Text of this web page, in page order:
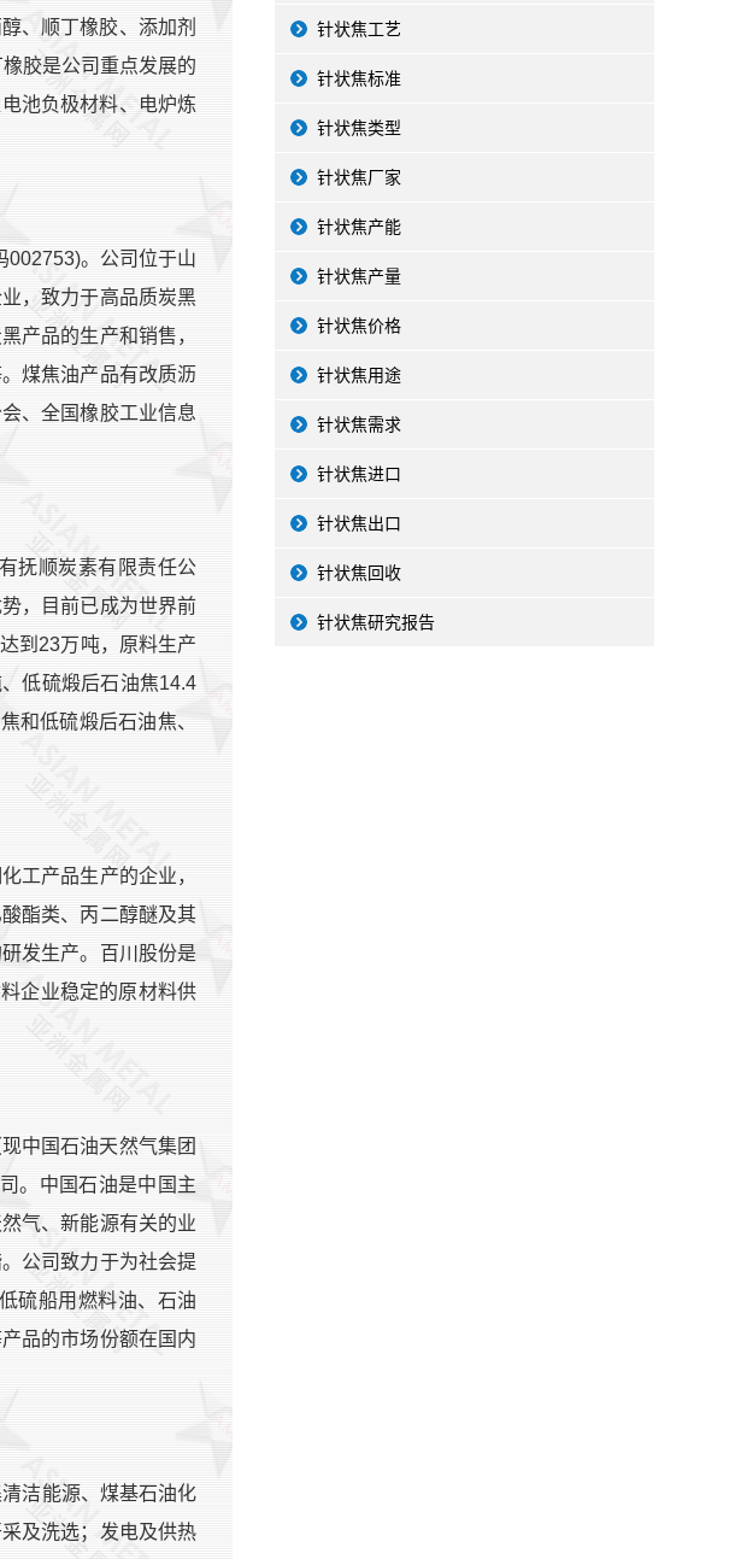
、顺丁橡胶、添加剂
胶是公司重点发展的
池负极材料、电炉炼
002753)。公司位于山
，致力于高品质炭黑
产品的生产和销售，
煤焦油产品有改质沥
、全国橡胶工业信息
抚顺炭素有限责任公
，目前已成为世界前
到23万吨，原料生产
低硫煅后石油焦14.4
和低硫煅后石油焦、
工产品生产的企业，
酯类、丙二醇醚及其
发生产。百川股份是
企业稳定的原材料供
中国石油天然气集团
。中国石油是中国主
气、新能源有关的业
公司致力于为社会提
硫船用燃料油、石油
品的市场份额在国内
洁能源、煤基石油化
及洗选；发电及供热
针状焦工艺
针状焦标准
针状焦类型
针状焦厂家
针状焦产能
针状焦产量
针状焦价格
针状焦用途
针状焦需求
针状焦进口
针状焦出口
针状焦回收
针状焦研究报告